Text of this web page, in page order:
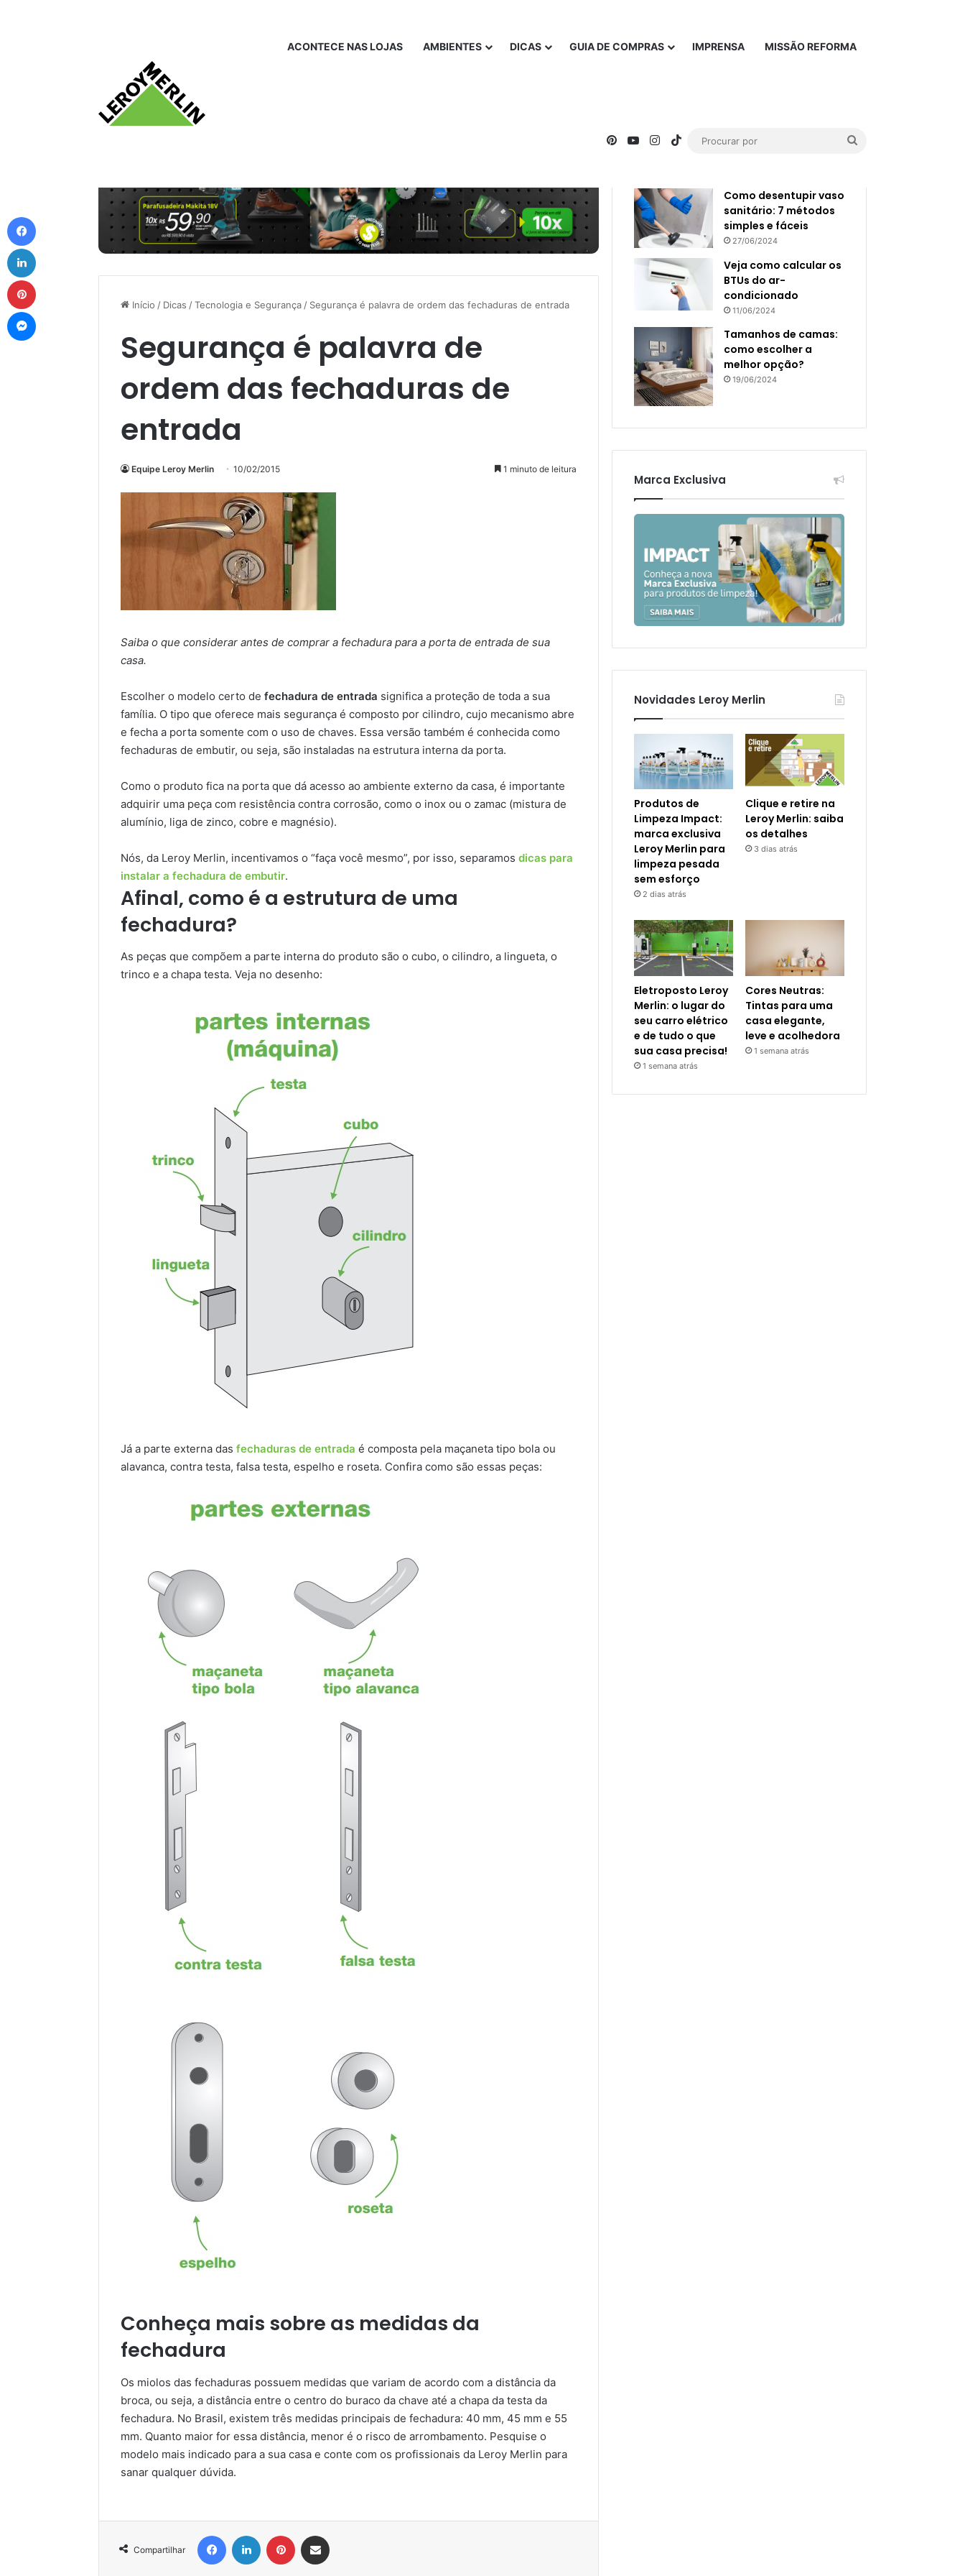
ACONTECE NAS LOJAS AMBIENTES DICAS GUIA DE COMPRAS IMPRENSA MISSÃO REFORMA
PinterestYouTubeInstagram
TikTok
Início / Dicas /Tecnologia e Segurança / Segurança é palavra de ordem das fechaduras de entrada
Segurança é palavra de
ordem das fechaduras de
entrada
Equipe Leroy Merlin 10/02/2015 1 minuto de leitura
Saiba o que considerar antes de comprar a fechadura para a porta de entrada de sua
casa.
Escolher o modelo certo de fechadura de entrada significa a proteção de toda a sua
família. O tipo que oferece mais segurança é composto por cilindro, cujo mecanismo abre
e fecha a porta somente com o uso de chaves. Essa versão também é conhecida como
fechaduras de embutir, ou seja, são instaladas na estrutura interna da porta.
Como o produto fica na porta que dá acesso ao ambiente externo da casa, é importante
adquirir uma peça com resistência contra corrosão, como o inox ou o zamac (mistura de
alumínio, liga de zinco, cobre e magnésio).
Nós, da Leroy Merlin, incentivamos o “faça você mesmo”, por isso, separamos dicas para
instalar a fechadura de embutir.
Afinal, como é a estrutura de uma
fechadura?
As peças que compõem a parte interna do produto são o cubo, o cilindro, a lingueta, o
trinco e a chapa testa. Veja no desenho:
Já a parte externa das fechaduras de entrada é composta pela maçaneta tipo bola ou
alavanca, contra testa, falsa testa, espelho e roseta. Confira como são essas peças:
Conheça mais sobre as medidas da
fechadura
Os miolos das fechaduras possuem medidas que variam de acordo com a distância da
broca, ou seja, a distância entre o centro do buraco da chave até a chapa da testa da
fechadura. No Brasil, existem três medidas principais de fechadura: 40 mm, 45 mm e 55
mm. Quanto maior for essa distância, menor é o risco de arrombamento. Pesquise o
modelo mais indicado para a sua casa e conte com os profissionais da Leroy Merlin para
sanar qualquer dúvida.
Compartilhar
FacebookLinkedin Pinterest
Popular
Como desentupir vaso
sanitário: 7 métodos
simples e fáceis
27/06/2024
Veja como calcular os
BTUs do ar-
condicionado
11/06/2024
Tamanhos de camas:
como escolher a
melhor opção?
19/06/2024
Marca Exclusiva
Novidades Leroy Merlin
Produtos de
Limpeza Impact:
marca exclusiva
Leroy Merlin para
limpeza pesada
sem esforço
2 dias atrás
Clique e retire na
Leroy Merlin: saiba
os detalhes
3 dias atrás
Eletroposto Leroy
Merlin: o lugar do
seu carro elétrico
e de tudo o que
sua casa precisa!
1 semana atrás
Cores Neutras:
Tintas para uma
casa elegante,
leve e acolhedora
1 semana atrás